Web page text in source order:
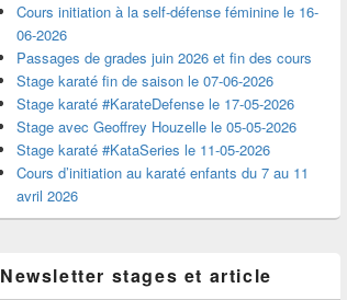
Cours initiation à la self-défense féminine le 16-
06-2026
Passages de grades juin 2026 et fin des cours
Stage karaté fin de saison le 07-06-2026
Stage karaté #KarateDefense le 17-05-2026
Stage avec Geoffrey Houzelle le 05-05-2026
Stage karaté #KataSeries le 11-05-2026
Cours d’initiation au karaté enfants du 7 au 11
avril 2026
Newsletter stages et article